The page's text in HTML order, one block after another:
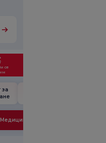
се
за
Медицински технологии